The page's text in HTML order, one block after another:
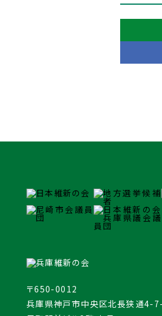
〒650-0012
兵庫県神戸市中央区北長狭通4-